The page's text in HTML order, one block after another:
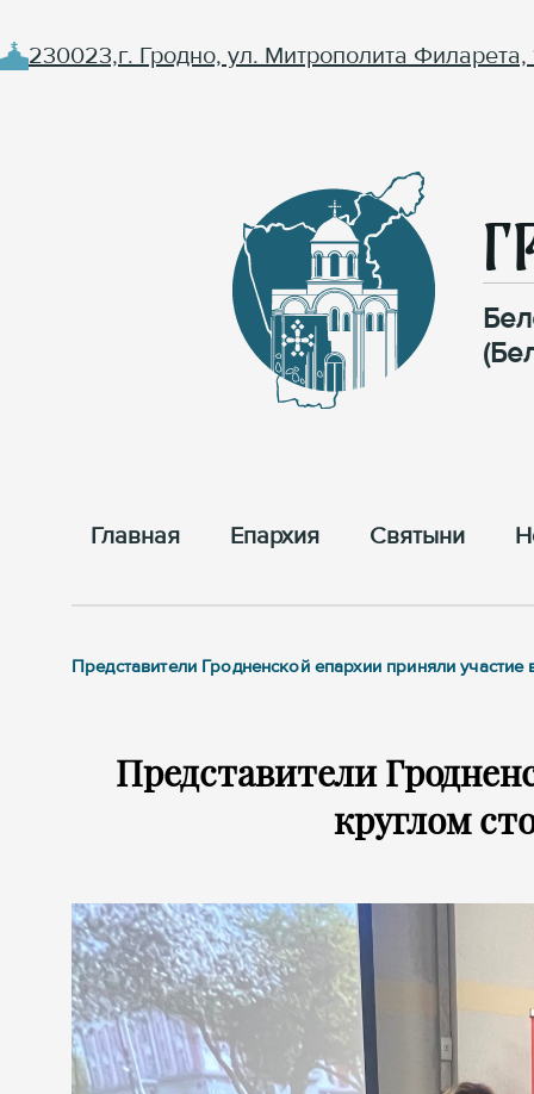
230023,г. Гродно, ул. Митрополита Филарета,
Главная Епархия Cвятыни
Представители Гродненской епархии приняли
Представители
круглом